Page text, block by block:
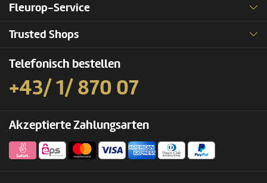
Fleurop-Service
Trusted Shops
Telefonisch bestellen
+43/ 1/ 870 07
Akzeptierte Zahlungsarten